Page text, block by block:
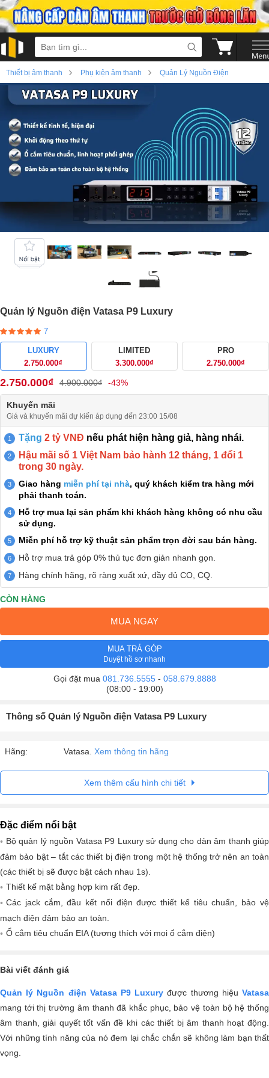
Thiết bị âm thanh › Phụ kiện âm thanh › Quản Lý Nguồn Điện
Quản lý Nguồn điện Vatasa P9 Luxury
7
LUXURY
2.750.000₫
LIMITED
3.300.000₫
PRO
2.750.000₫
2.750.000₫ 4.900.000₫ -43%
Khuyến mãi
Giá và khuyến mãi dự kiến áp dụng đến 23:00 15/08
Tặng 2 tỷ VNĐ nếu phát hiện hàng giả, hàng nhái.
Hậu mãi số 1 Việt Nam bảo hành 12 tháng, 1 đổi 1
trong 30 ngày.
Giao hàng miễn phí tại nhà, quý khách kiểm tra hàng mới
phải thanh toán.
Hỗ trợ mua lại sản phẩm khi khách hàng không có nhu cầu
sử dụng.
Miễn phí hỗ trợ kỹ thuật sản phẩm trọn đời sau bán hàng.
Hỗ trợ mua trả góp 0% thủ tục đơn giản nhanh gọn.
Hàng chính hãng, rõ ràng xuất xứ, đầy đủ CO, CQ.
CÒN HÀNG
MUA NGAY
MUA TRẢ GÓP
Duyệt hồ sơ nhanh
Gọi đặt mua 081.736.5555- 058.679.8888
(08:00 - 19:00)
Thông số Quản lý Nguồn điện Vatasa P9 Luxury
Hãng: Vatasa. Xem thông tin hãng
Xem thêm cấu hình chi tiết
Đặc điểm nổi bật
Bộ quản lý nguồn Vatasa P9 Luxury sử dụng cho dàn âm thanh giúp
đảm bảo bật – tắt các thiết bị điện trong một hệ thống trở nên an toàn
(các thiết bị sẽ được bật cách nhau 1s).
Thiết kế mặt bằng hợp kim rất đẹp.
Các jack cắm, đầu kết nối điện được thiết kế tiêu chuẩn, bảo vệ
mạch điện đảm bảo an toàn.
Ổ cắm tiêu chuẩn EIA (tương thích với mọi ổ cắm điện)
Bài viết đánh giá
Quản lý Nguồn điện Vatasa P9 Luxury được thương hiệuVatasa
mang tới thị trường âm thanh đã khắc phục, bảo vệ toàn bộ hệ thống
âm thanh, giải quyết tốt vấn đề khi các thiết bị âm thanh hoạt động.
Với những tính năng của nó đem lại chắc chắn sẽ không làm bạn thất
vọng.